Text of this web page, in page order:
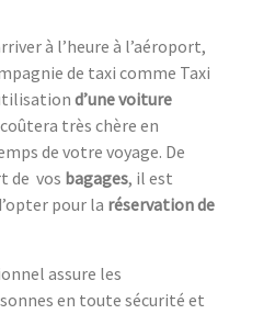
à l’heure à l’aéroport,
de taxi comme Taxi
d’une voiture
très chère en
de votre voyage. De
de vos bagages, il est
pour la réservation de
assure les
en toute sécurité et